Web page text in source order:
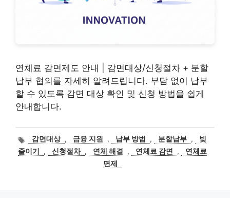
연체료 감면제도 안내 | 감면대상/신청절차 + 분할
납부 협의를 자세히 알려드립니다. 부담 없이 납부
할 수 있도록 감면 대상 확인 및 신청 방법을 쉽게
안내합니다.
태
그
감면대상 , 금융 지원 , 납부 방법 , 분할납부 ,
빚
줄이기
, 신청절차 , 연체 해결 , 연체료 감면 ,
연체료
면제